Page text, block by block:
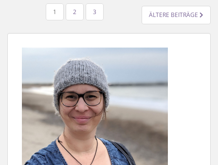
SEITENNUMMERIERUNG
BEITRÄGE
1 2 3 ÄLTERE BEITRÄGE